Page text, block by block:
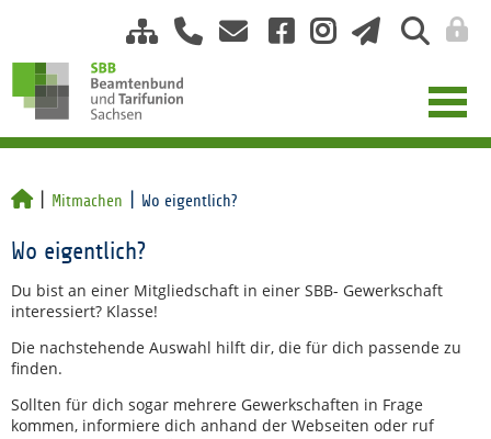
Mitmachen Wo eigentlich?
Wo eigentlich?
Du bist an einer Mitgliedschaft in einer SBB- Gewerkschaft
interessiert? Klasse!
Die nachstehende Auswahl hilft dir, die für dich passende zu
finden.
Sollten für dich sogar mehrere Gewerkschaften in Frage
kommen, informiere dich anhand der Webseiten oder ruf